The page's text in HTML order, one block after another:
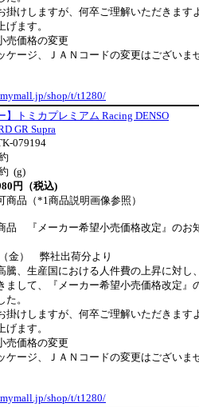
掛けしますが、何卒ご理解いただきます
げます。
売価格の変更
ケージ、ＪＡＮコードの変更はございま
shop/t/t1280/
】トミカプレミアム Racing DENSO
GR Supra
079194
(g)
円（税込)
商品（*1商品説明画像参照）
品 『メーカー希望小売価格改定』のお
金） 弊社出荷分より
騰、生産国における人件費の上昇に対し
まして、『メーカー希望小売価格改定』
。
掛けしますが、何卒ご理解いただきます
げます。
売価格の変更
ケージ、ＪＡＮコードの変更はございま
shop/t/t1280/